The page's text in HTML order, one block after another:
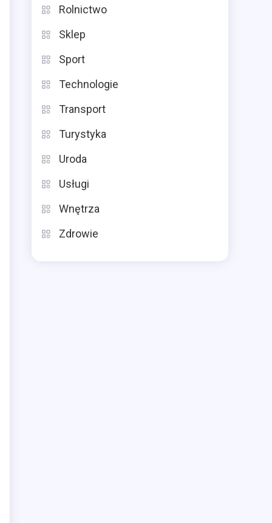
Rolnictwo
Sklep
Sport
Technologie
Transport
Turystyka
Uroda
Usługi
Wnętrza
Zdrowie